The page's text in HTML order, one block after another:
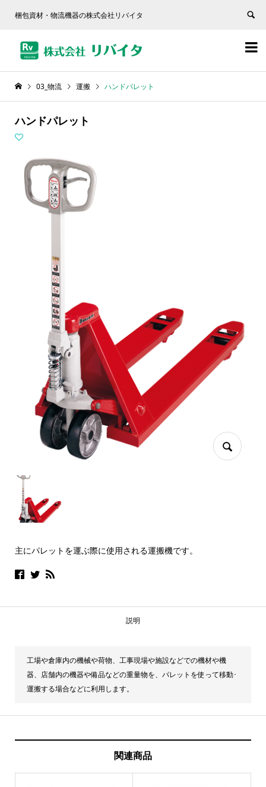
梱包資材・物流機器の株式会社リバイタ


03_物流 運搬 ハンドパレット
ハンドパレット
主にパレットを運ぶ際に使用される運搬機です。
説明
工場や倉庫内の機械や荷物、工事現場や施設などでの機材や機
器、店舗内の機器や備品などの重量物を、パレットを使って移動･
運搬する場合などに利用します。
関連商品